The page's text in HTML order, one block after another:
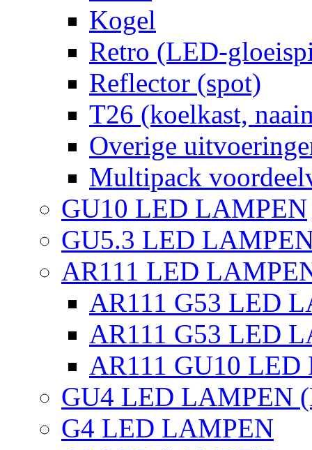
Kogel
Retro (LED-
Reflector (spot)
T26 (koelkast,
Overige
Multipack
GU10 LED LAMPEN
GU5.3 LED
AR111 LED
AR111 G53 LED
AR111 G53 LED
AR111 GU10
GU4 LED LAMPEN
G4 LED LAMPEN